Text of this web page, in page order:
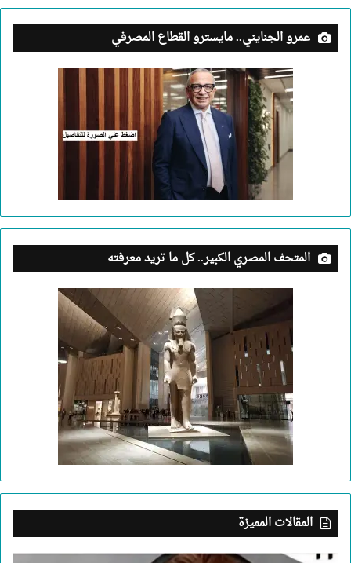
عمرو الجنايني.. مايسترو القطاع المصرفي
المتحف المصري الكبير.. كل ما تريد معرفته
المقالات المميزة